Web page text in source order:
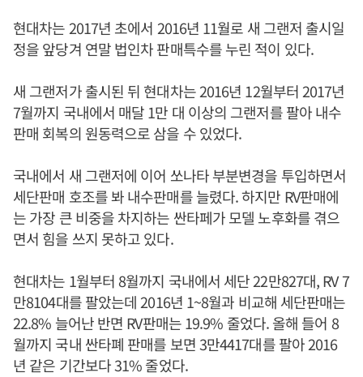
현대차는 2017년 초에서 2016년 11월로 새 그랜저 출시일
정을 앞당겨 연말 법인차 판매특수를 누린 적이 있다.
새 그랜저가 출시된 뒤 현대차는 2016년 12월부터 2017년
7월까지 국내에서 매달 1만 대 이상의 그랜저를 팔아 내수
판매 회복의 원동력으로 삼을 수 있었다.
국내에서 새 그랜저에 이어 쏘나타 부분변경을 투입하면서
세단판매 호조를 봐 내수판매를 늘렸다. 하지만 RV판매에
는 가장 큰 비중을 차지하는 싼타페가 모델 노후화를 겪으
면서 힘을 쓰지 못하고 있다.
현대차는 1월부터 8월까지 국내에서 세단 22만827대, RV 7
만8104대를 팔았는데 2016년 1~8월과 비교해 세단판매는
22.8% 늘어난 반면 RV판매는 19.9% 줄었다. 올해 들어 8
월까지 국내 싼타폐 판매를 보면 3만4417대를 팔아 2016
년 같은 기간보다 31% 줄었다.